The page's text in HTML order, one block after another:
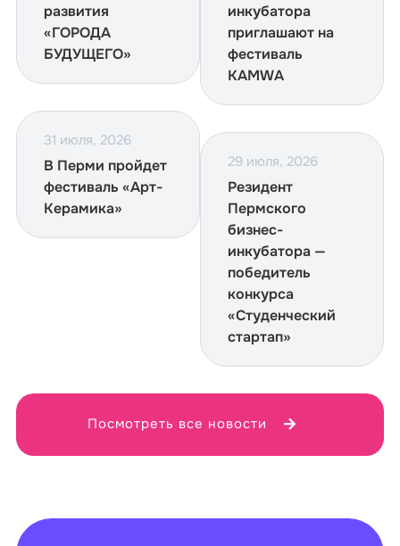
развития
«ГОРОДА
БУДУЩЕГО»
31 июля, 2026
В Перми пройдет
фестиваль «Арт-
Керамика»
инкубатора
приглашают на
фестиваль
KAMWA
29 июля, 2026
Резидент
Пермского
бизнес-
инкубатора —
победитель
конкурса
«Студенческий
стартап»
Посмотреть все новости